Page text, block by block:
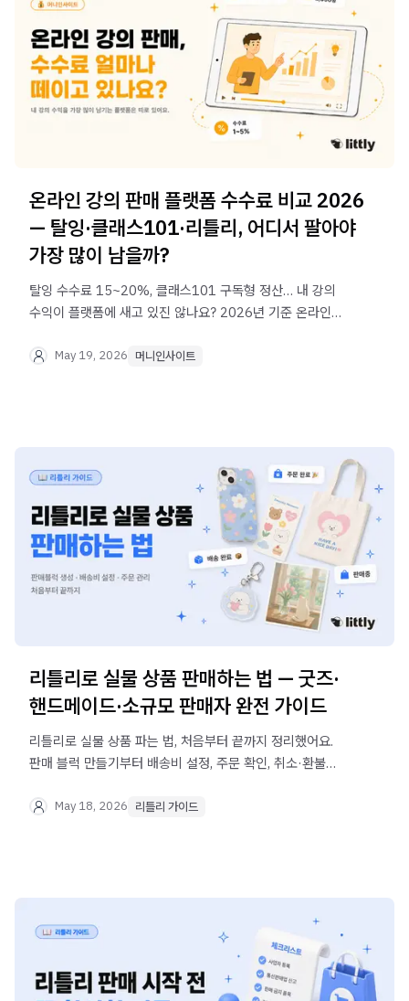
온라인 강의 판매 플랫폼 수수료 비교 2026
— 탈잉·클래스101·리틀리, 어디서 팔아야
가장 많이 남을까?
탈잉 수수료 15~20%, 클래스101 구독형 정산… 내 강의
수익이 플랫폼에 새고 있진 않나요? 2026년 기준 온라인
방법을 알려드립니다.
May 19, 2026 머니인사이트
리틀리로 실물 상품 판매하는 법 — 굿즈·
핸드메이드·소규모 판매자 완전 가이드
리틀리로 실물 상품 파는 법, 처음부터 끝까지 정리했어요.
판매 블럭 만들기부터 배송비 설정, 주문 확인, 취소·환불
May 18, 2026 리틀리 가이드